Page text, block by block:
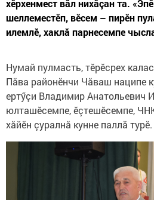
хӗрхенмест вăл нихăçан та.
шеллеместӗп, вӗсем – пирӗн
илемлӗ, хаклӑ парнесемпе
Нумай пулмасть, тӗрӗсрех
Пӑва районӗнчи Чăваш наципе
ертӳçи Владимир Анатольевич
юлташӗсемпе, ӗçтешӗсемпе,
хӑйӗн çуралнӑ кунне паллă турӗ.